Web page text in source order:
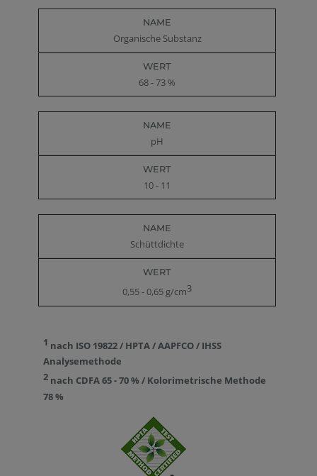
Organische Substanz
68 - 73 %
pH
10 - 11
Schüttdichte
0,55 - 0,65 g/cm3
1 nach ISO 19822 / HPTA / AAPFCO / IHSS
Analysemethode
2 nach CDFA 65 - 70 % / Kolorimetrische Methode
78 %